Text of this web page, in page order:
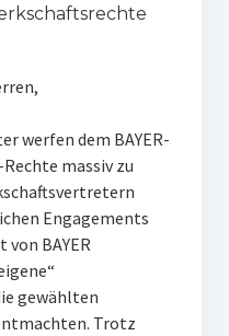
werfen dem BAYER-
massiv zu
Engagements
BAYER
gewählten
Trotz